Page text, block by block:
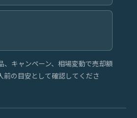
、キャンペーン、相場変動で売却額
前の目安として確認してくださ